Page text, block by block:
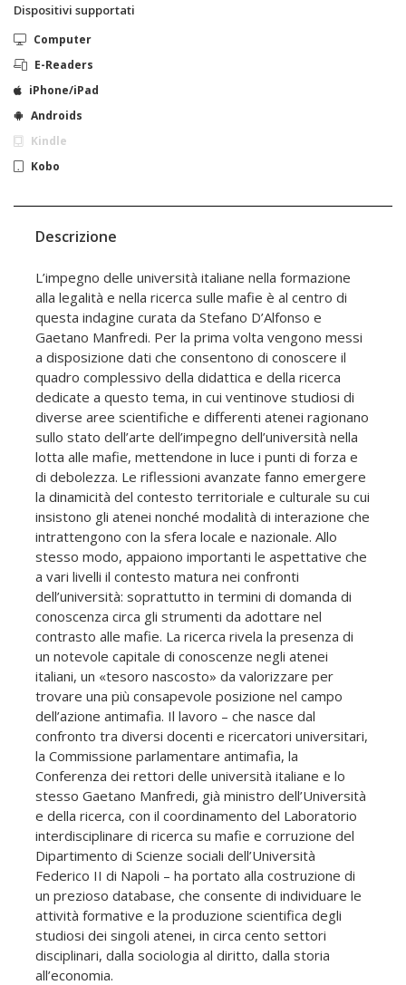
Dispositivi supportati
Computer
E-Readers
iPhone/iPad
Androids
Kindle
Kobo
Descrizione
L’impegno delle università italiane nella formazione
alla legalità e nella ricerca sulle mafie è al centro di
questa indagine curata da Stefano D’Alfonso e
Gaetano Manfredi. Per la prima volta vengono messi
a disposizione dati che consentono di conoscere il
quadro complessivo della didattica e della ricerca
dedicate a questo tema, in cui ventinove studiosi di
diverse aree scientifiche e differenti atenei ragionano
sullo stato dell’arte dell’impegno dell’università nella
lotta alle mafie, mettendone in luce i punti di forza e
di debolezza. Le riflessioni avanzate fanno emergere
la dinamicità del contesto territoriale e culturale su cui
insistono gli atenei nonché modalità di interazione che
intrattengono con la sfera locale e nazionale. Allo
stesso modo, appaiono importanti le aspettative che
a vari livelli il contesto matura nei confronti
dell’università: soprattutto in termini di domanda di
conoscenza circa gli strumenti da adottare nel
contrasto alle mafie. La ricerca rivela la presenza di
un notevole capitale di conoscenze negli atenei
italiani, un «tesoro nascosto» da valorizzare per
trovare una più consapevole posizione nel campo
dell’azione antimafia. Il lavoro – che nasce dal
confronto tra diversi docenti e ricercatori universitari,
la Commissione parlamentare antimafia, la
Conferenza dei rettori delle università italiane e lo
stesso Gaetano Manfredi, già ministro dell’Università
e della ricerca, con il coordinamento del Laboratorio
interdisciplinare di ricerca su mafie e corruzione del
Dipartimento di Scienze sociali dell’Università
Federico II di Napoli – ha portato alla costruzione di
un prezioso database, che consente di individuare le
attività formative e la produzione scientifica degli
studiosi dei singoli atenei, in circa cento settori
disciplinari, dalla sociologia al diritto, dalla storia
all’economia.